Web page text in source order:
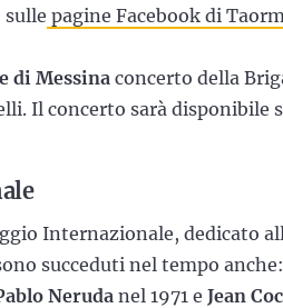
sulle pagine Facebook di
di Messina concerto della
Il concerto sarà disponibile
Internazionale, dedicato
succeduti nel tempo anche:
Neruda nel 1971 e Jean